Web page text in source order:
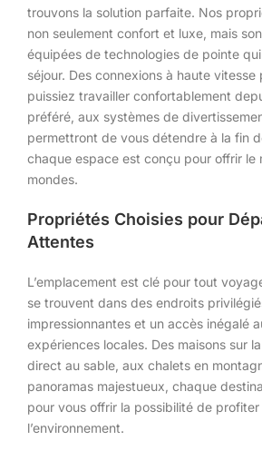
trouvons la solution parfaite. Nos
non seulement confort et luxe, mais
équipées de technologies de pointe
séjour. Des connexions à haute vitesse
puissiez travailler confortablement
préféré, aux systèmes de
permettront de vous détendre à la fin
chaque espace est conçu pour offrir le
mondes.
Propriétés Choisies pour
Attentes
L’emplacement est clé pour tout
se trouvent dans des endroits
impressionnantes et un accès inégalé
expériences locales. Des maisons sur
direct au sable, aux chalets en
panoramas majestueux, chaque
pour vous offrir la possibilité de
l’environnement.